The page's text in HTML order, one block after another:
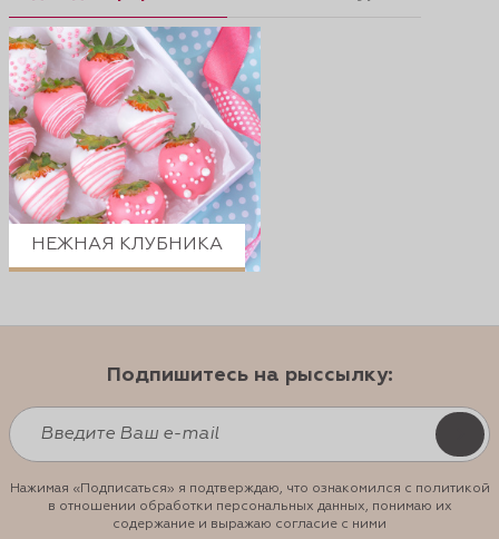
НЕЖНАЯ КЛУБНИКА
Подпишитесь на рыссылку:
Нажимая «Подписаться» я подтверждаю, что ознакомился с политикой
в отношении обработки персональных данных, понимаю их
содержание и выражаю согласие с ними